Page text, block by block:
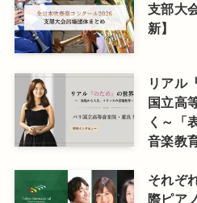
支部大
新】
リアル
国立高
く～「
音楽教
それぞ
際ピア